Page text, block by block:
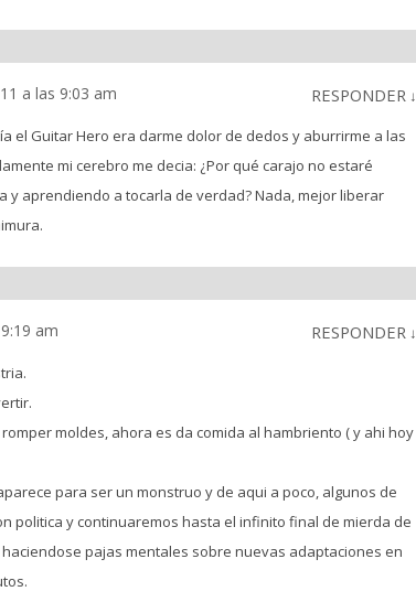
a las 9:03 am RESPONDER ↓
el Guitar Hero era darme dolor de dedos y aburrirme a las
mi cerebro me decia: ¿Por qué carajo no estaré
y aprendiendo a tocarla de verdad? Nada, mejor liberar
am RESPONDER ↓
moldes, ahora es da comida al hambriento ( y ahi hoy
para ser un monstruo y de aqui a poco, algunos de
politica y continuaremos hasta el infinito final de mierda de
pajas mentales sobre nuevas adaptaciones en